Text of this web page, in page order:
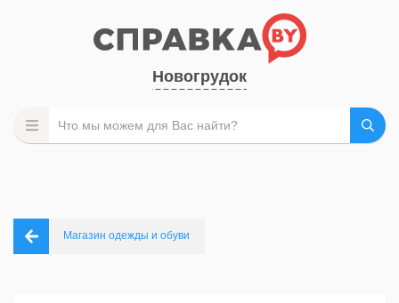
Новогрудок
Магазин одежды и обуви